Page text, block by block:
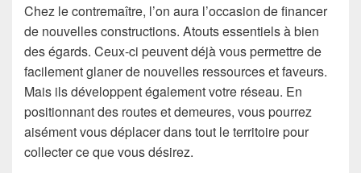
Chez le contremaître, l’on aura l’occasion de financer
de nouvelles constructions. Atouts essentiels à bien
des égards. Ceux-ci peuvent déjà vous permettre de
facilement glaner de nouvelles ressources et faveurs.
Mais ils développent également votre réseau. En
positionnant des routes et demeures, vous pourrez
aisément vous déplacer dans tout le territoire pour
collecter ce que vous désirez.